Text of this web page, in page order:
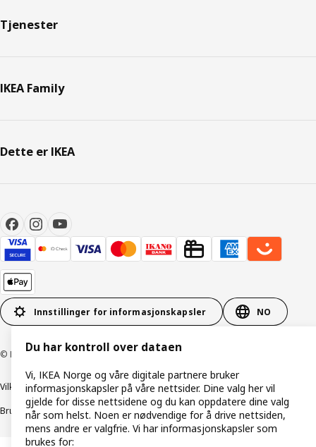
Tjenester
IKEA Family
Dette er IKEA
Innstillinger for informasjonskapsler NO
© Inter IKEA Systems B.V. 1999–2026
Vilkår og betingelserRetningslinjer for personvern
Bruk av informasjonskapsler (Cookies)Retningslinjer for ansvarlig avsløring
Du har kontroll over dataen
Vi, IKEA Norge og våre digitale partnere bruker
informasjonskapsler på våre nettsider. Dine valg her vil
gjelde for disse nettsidene og du kan oppdatere dine valg
når som helst. Noen er nødvendige for å drive nettsiden,
mens andre er valgfrie. Vi har informasjonskapsler som
brukes for: